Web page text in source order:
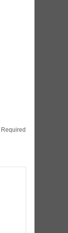
Required